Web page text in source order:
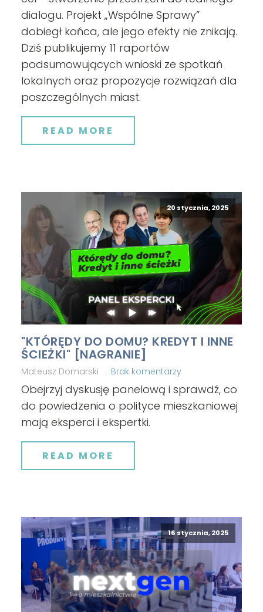
dialogu. Projekt „Wspólne Sprawy”
dobiegł końca, ale jego efekty nie znikają.
Dziś publikujemy 11 raportów
podsumowujących wnioski ze spotkań
lokalnych oraz propozycje rozwiązań dla
poszczególnych miast.
READ MORE
20 stycznia, 2025
"KTÓRĘDY DO DOMU? KREDYT I INNE
ŚCIEŻKI" [NAGRANIE]
Mateusz Domarski Brak komentarzy
Obejrzyj dyskusję panelową i sprawdź, co
do powiedzenia o polityce mieszkaniowej
mają eksperci i ekspertki.
READ MORE
16 stycznia, 2025